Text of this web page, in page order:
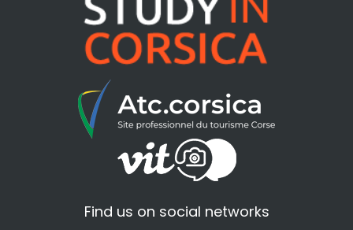
Find us on social networks